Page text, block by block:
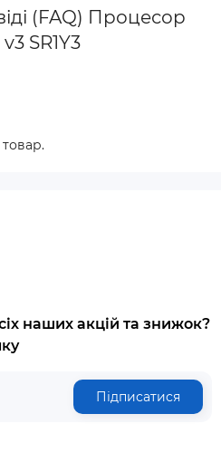
(FAQ) Процесор
SR1Y3
наших акцій та знижок?
Підписатися